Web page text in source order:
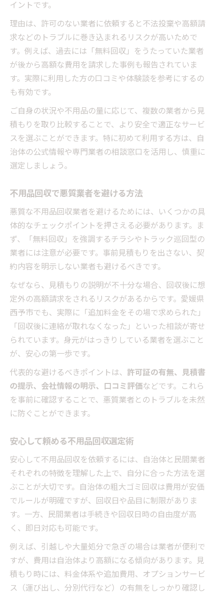
イントです。
理由は、許可のない業者に依頼すると不法投棄や高額請
求などのトラブルに巻き込まれるリスクが高いためで
す。例えば、過去には「無料回収」をうたっていた業者
が後から高額な費用を請求した事例も報告されていま
す。実際に利用した方の口コミや体験談を参考にするの
も有効です。
ご自身の状況や不用品の量に応じて、複数の業者から見
積もりを取り比較することで、より安全で適正なサービ
スを選ぶことができます。特に初めて利用する方は、自
治体の公式情報や専門業者の相談窓口を活用し、慎重に
選定しましょう。
不用品回収で悪質業者を避ける方法
悪質な不用品回収業者を避けるためには、いくつかの具
体的なチェックポイントを押さえる必要があります。ま
ず、「無料回収」を強調するチラシやトラック巡回型の
業者には注意が必要です。事前見積もりを出さない、契
約内容を明示しない業者も避けるべきです。
なぜなら、見積もりの説明が不十分な場合、回収後に想
定外の高額請求をされるリスクがあるからです。愛媛県
西予市でも、実際に「追加料金をその場で求められた」
「回収後に連絡が取れなくなった」といった相談が寄せ
られています。身元がはっきりしている業者を選ぶこと
が、安心の第一歩です。
代表的な避けるべきポイントは、 許可証の有無、見積書
の提示、会社情報の明示、口コミ評価などです。これら
を事前に確認することで、悪質業者とのトラブルを未然
に防ぐことができます。
安心して頼める不用品回収選定術
安心して不用品回収を依頼するには、自治体と民間業者
それぞれの特徴を理解した上で、自分に合った方法を選
ぶことが大切です。自治体の粗大ゴミ回収は費用が安価
でルールが明確ですが、回収日や品目に制限がありま
す。一方、民間業者は手続きや回収日時の自由度が高
く、即日対応も可能です。
例えば、引越しや大量処分で急ぎの場合は業者が便利で
すが、費用は自治体より高額になる傾向があります。見
積もり時には、料金体系や追加費用、オプションサービ
ス（運び出し、分別代行など）の有無をしっかり確認し